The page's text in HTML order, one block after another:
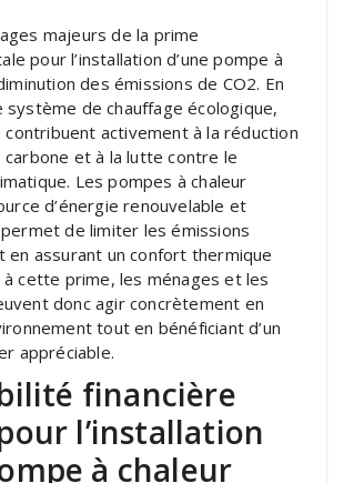
majeurs de la prime
pour l’installation d’une pompe à
des émissions de CO2. En
de chauffage écologique,
activement à la réduction
carbone et à la lutte contre le
Les pompes à chaleur
d’énergie renouvelable et
de limiter les émissions
en assurant un confort thermique
à cette prime, les ménages et les
donc agir concrètement en
tout en bénéficiant d’un
appréciable.
financière
l’installation
à chaleur